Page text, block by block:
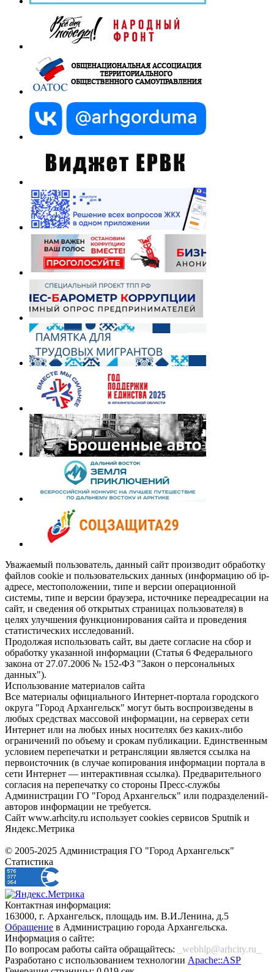
Уважаемый пользователь, данный сайт производит обработку
файлов cookie и пользовательских данных (информацию об ip-
адресе, местоположении, типе и версии операционной
системы, типе и версии браузера, источнике переадресации на
сайт, и сведения об открытых страницах пользователя) в
целях улучшения функционирования сайта и проведения
статистических исследований.
Продолжая использовать сайт, вы даете согласие на сбор и
обработку указанной информации (Статья 6 Федерального
закона от 27.07.2006 № 152-ФЗ "Закон о персональных
данных").
Использование материалов сайта
Все материалы официального Интернет-портала городского
округа "Город Архангельск" могут быть воспроизведены в
любых средствах массовой информации, на серверах сети
Интернет или на любых иных носителях без каких-либо
ограничений по объему и срокам публикации. Единственным
условием перепечатки и ретрансляции является ссылка на
первоисточник (в случае копирования информации портала в
сети Интернет — интерактивная ссылка). Предварительного
согласия на перепечатку со стороны Пресс-службы
Администрации ГО "Город Архангельск" или подразделений-
авторов информации не требуется.
Сайт www.arhcity.ru использует cookies сервисов Sputnik и
Яндекс.Метрика
© 2005-2025 Администрация ГО "Город Архангельск"
Статистика
Контактная информация:
163000, г. Архангельск, площадь им. В.И.Ленина, д.5
Обращение в Администрацию города Архангельска.
Информация о сайте:
По вопросам работы сайта обращайтесь:
_webhlp@arhcity.ru_
Разработано с использованием технологии Apache::ASP